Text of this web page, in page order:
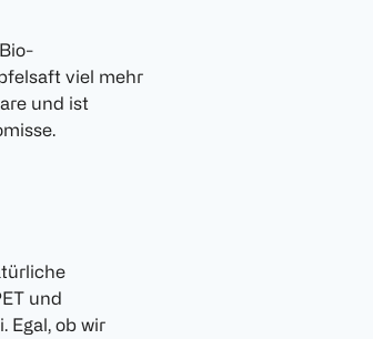
viel mehr
und ist
und
Egal, ob wir